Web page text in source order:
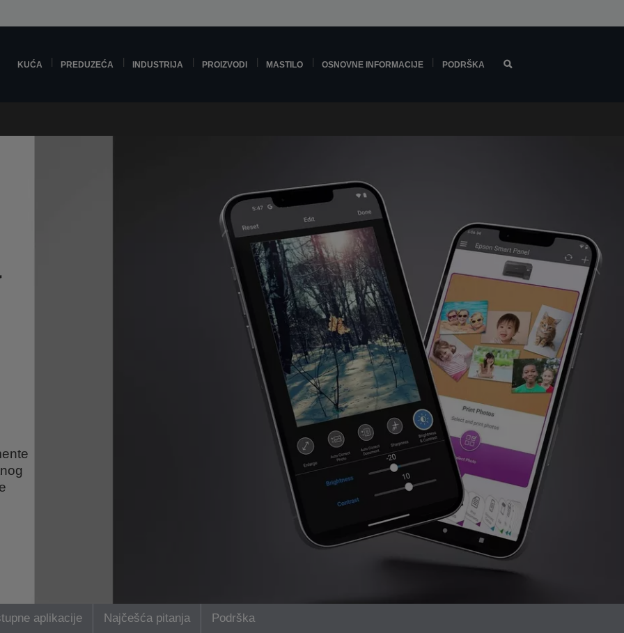
KUĆA PREDUZEĆA INDUSTRIJA PROIZVODI MASTILO OSNOVNE INFORMACIJE PODRŠKA
aplikacije Najčešća pitanja Podrška